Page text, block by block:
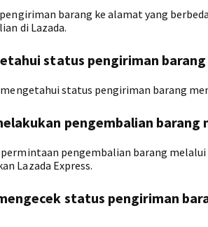
barang ke alamat yang
di Lazada.
status pengiriman
mengetahui status pengiriman barang
pengembalian barang
pengembalian barang
Lazada Express.
status pengiriman